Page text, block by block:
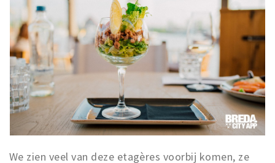
We zien veel van deze etagères voorbij komen, ze